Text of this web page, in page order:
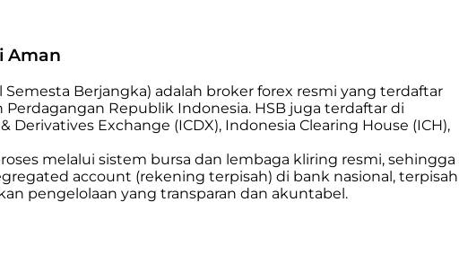
Aman
Berjangka) adalah broker forex resmi yang terdaftar
Republik Indonesia. HSB juga terdaftar di
Exchange (ICDX), Indonesia Clearing House (ICH),
melalui sistem bursa dan lembaga kliring resmi, sehingga
account (rekening terpisah) di bank nasional, terpisah
pengelolaan yang transparan dan akuntabel.